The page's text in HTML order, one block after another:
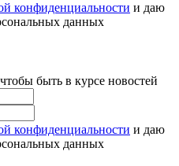
конфиденциальности и даю
данных
быть в курсе новостей
конфиденциальности и даю
данных